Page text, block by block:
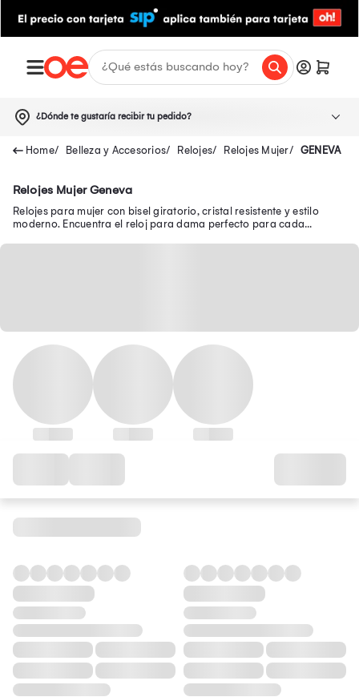
¿Dónde te gustaría recibir tu pedido?
Belleza y Accesorios Relojes Relojes Mujer GENEVA
Relojes Mujer Geneva
Relojes para mujer con bisel giratorio, cristal resistente y estilo
moderno. Encuentra el reloj para dama perfecto para cada